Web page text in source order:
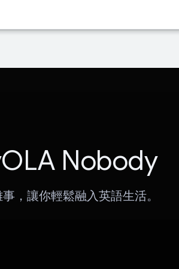
Nobody
，讓你輕鬆融入英語生活。